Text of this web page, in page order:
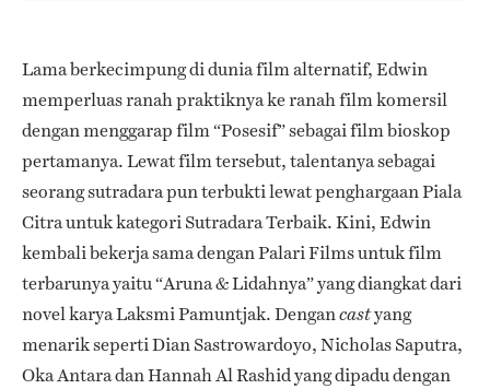
Lama berkecimpung di dunia film alternatif, Edwin
memperluas ranah praktiknya ke ranah film komersil
dengan menggarap film “Posesif” sebagai film bioskop
pertamanya. Lewat film tersebut, talentanya sebagai
seorang sutradara pun terbukti lewat penghargaan Piala
Citra untuk kategori Sutradara Terbaik. Kini, Edwin
kembali bekerja sama dengan Palari Films untuk film
terbarunya yaitu “Aruna & Lidahnya” yang diangkat dari
novel karya Laksmi Pamuntjak. Dengancastyang
menarik seperti Dian Sastrowardoyo, Nicholas Saputra,
Oka Antara dan Hannah Al Rashid yang dipadu dengan